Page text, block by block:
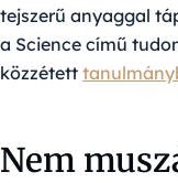
tejszerű anyaggal
a Science című
közzétett
Nem